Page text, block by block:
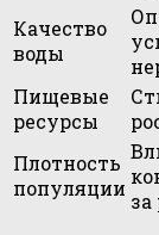
Качество
воды
Пищевые
ресурсы
Плотность
популяции